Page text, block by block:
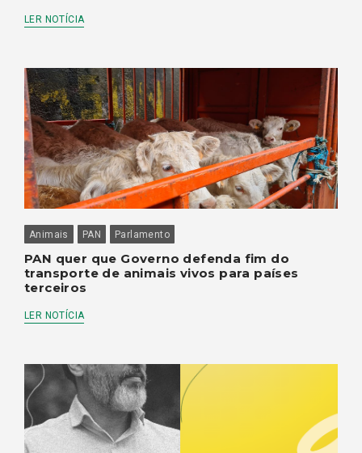
LER NOTÍCIA
Animais PAN Parlamento
PAN quer que Governo defenda fim do
transporte de animais vivos para países
terceiros
LER NOTÍCIA